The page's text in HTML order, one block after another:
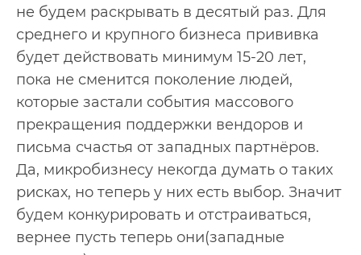
не будем раскрывать в десятый раз. Для
среднего и крупного бизнеса прививка
будет действовать минимум 15-20 лет,
пока не сменится поколение людей,
которые застали события массового
прекращения поддержки вендоров и
письма счастья от западных партнёров.
Да, микробизнесу некогда думать о таких
рисках, но теперь у них есть выбор. Значит
будем конкурировать и отстраиваться,
вернее пусть теперь они(западные